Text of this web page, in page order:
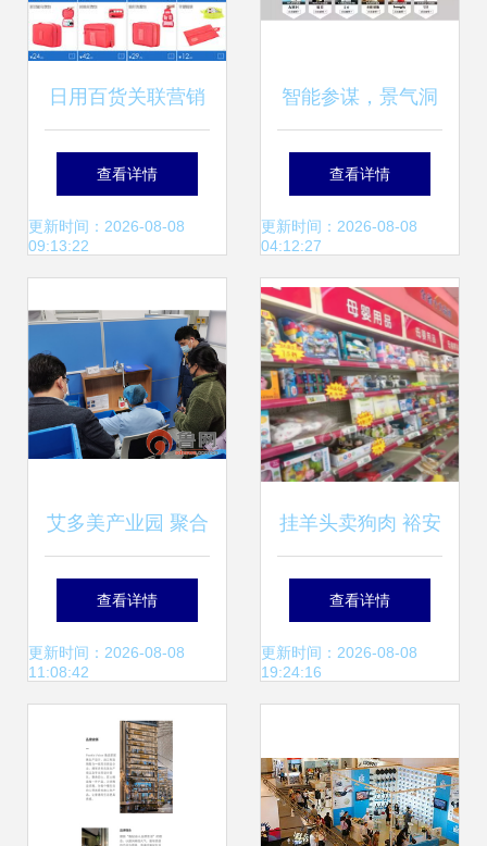
日用百货关联营销
搭载视觉素材的销
售新引擎
查看详情
更新时间：2026-08-08
09:13:22
智能参谋，景气洞
察 日用百货销售的
生意参谋升级展望
查看详情
更新时间：2026-08-08
04:12:27
艾多美产业园 聚合
韩资供应商，打造
日用百货“中国总
部”新地标
查看详情
更新时间：2026-08-08
11:08:42
挂羊头卖狗肉 裕安
区新安镇百信大药
房竟成日用百货销
查看详情
更新时间：2026-08-08
19:24:16